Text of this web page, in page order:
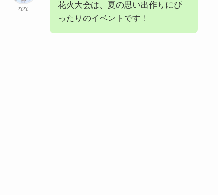
なな
花火大会は、夏の思い出作りにぴ
ったりのイベントです！